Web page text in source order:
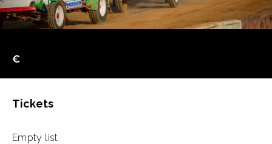
€
Tickets
Empty list